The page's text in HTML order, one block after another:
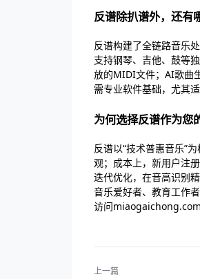
反谱除扒谱外，还有
反谱构建了全链路音乐
支持钢琴、吉他、鼓等
放的MIDI文件；AI歌曲
需专业软件基础，尤其
为何选择反谱作为您
反谱以“技术普惠音乐”
观；成本上，新用户注
迭代优化，在音高识别
音乐爱好者、教育工作
访问miaogaichong.com
上一篇